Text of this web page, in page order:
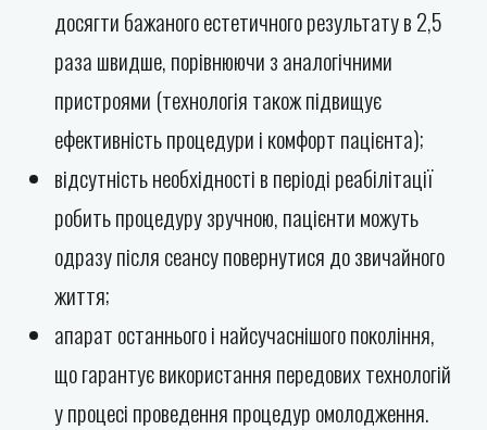
досягти бажаного естетичного результату в 2,5
раза швидше, порівнюючи з аналогічними
пристроями (технологія також підвищує
ефективність процедури і комфорт пацієнта);
відсутність необхідності в періоді реабілітації
робить процедуру зручною, пацієнти можуть
одразу після сеансу повернутися до звичайного
життя;
апарат останнього і найсучаснішого покоління,
що гарантує використання передових технологій
у процесі проведення процедур омолодження.